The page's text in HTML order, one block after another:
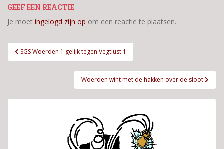
GEEF EEN REACTIE
Je moet ingelogd zijn op om een reactie te plaatsen.
Bericht
navigatie
SGS Woerden 1 gelijk tegen Vegtlust 1
Woerden wint met de hakken over de sloot